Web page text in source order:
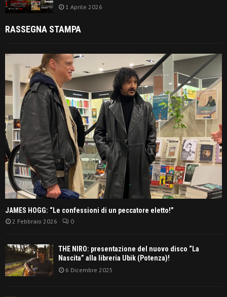
1 Aprile 2026
RASSEGNA STAMPA
JAMES HOGG: “Le confessioni di un peccatore eletto!”
2 Febbraio 2026 0
THE NIRO: presentazione del nuovo disco “La
Nascita” alla libreria Ubik (Potenza)!
6 Dicembre 2025